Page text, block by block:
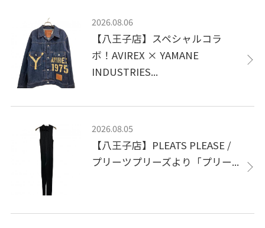
2026.08.06
【八王子店】スペシャルコラ
ボ！AVIREX × YAMANE
INDUSTRIES...
2026.08.05
【八王子店】PLEATS PLEASE /
プリーツプリーズより「プリー...